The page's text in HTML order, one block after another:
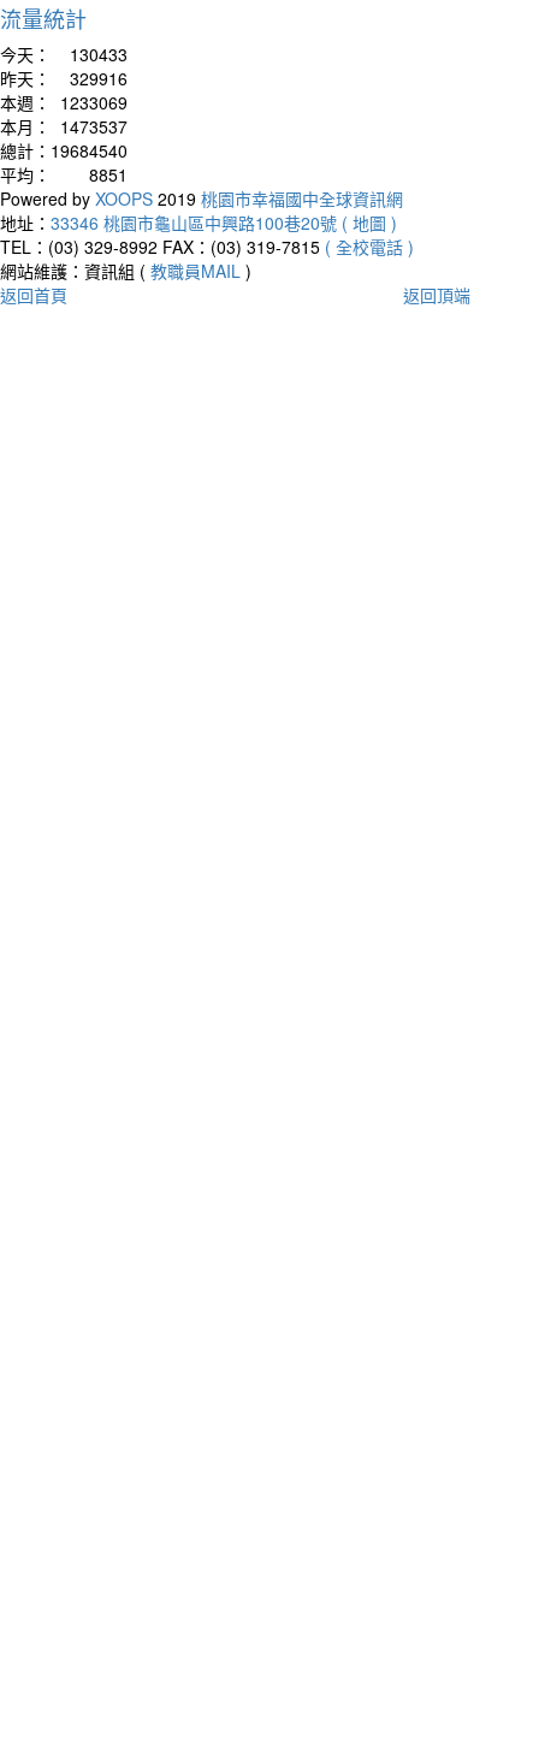
流量統計
今天：
130433
昨天：
329916
本週：
1233069
本月：
1473537
總計： 19684540
平均：
8851
Powered by XOOPS 2019 桃園市幸福國中全球資訊網
地址： 33346 桃園市龜山區中興路100巷20號 ( 地圖 )
TEL：(03) 329-8992 FAX：(03) 319-7815 ( 全校電話 )
網站維護：資訊組 ( 教職員MAIL )
返回首頁
返回頂端